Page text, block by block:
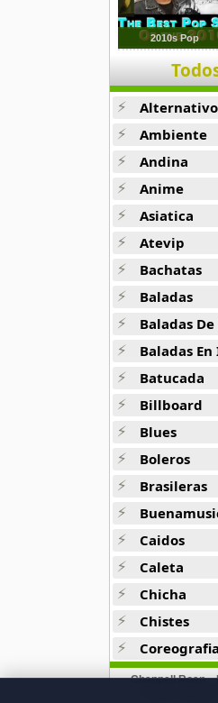
Elias Ayaviri
18 músicas
Flor Rida
33 músicas
Ghostface
20 músicas
Guariboa
3 músicas online
Gucci Mane
33 músicas
Jaden Smith
8 músicas
Jaze
29 músicas
Jeezy
15 músicas
3 músicas
Kazz Flow
Kishu
11 músicas
Lapiz
2010s Pop
Alternativo
Ambiente
Andina
Anime
Asiatica
Atevip
Bachatas
Baladas
Baladas
Baladas
Batucada
Billboard
Blues
Boleros
Brasileras
Caidos
Caleta
Chicha
Chistes
Chappell Roan